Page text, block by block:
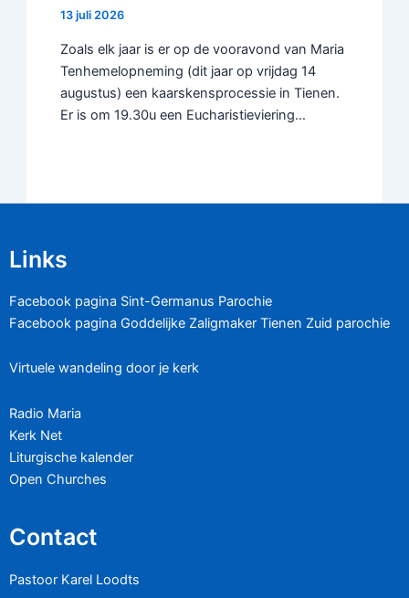
13 juli 2026
Zoals elk jaar is er op de vooravond van Maria
Tenhemelopneming (dit jaar op vrijdag 14
augustus) een kaarskensprocessie in Tienen.
Er is om 19.30u een Eucharistieviering…
Links
Facebook pagina Sint-Germanus Parochie
Facebook pagina Goddelijke Zaligmaker Tienen Zuid parochie
Virtuele wandeling door je kerk
Radio Maria
Kerk Net
Liturgische kalender
Open Churches
Contact
Pastoor Karel Loodts